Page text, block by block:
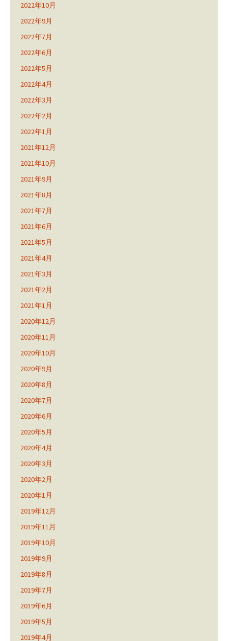
2022年10月
2022年9月
2022年7月
2022年6月
2022年5月
2022年4月
2022年3月
2022年2月
2022年1月
2021年12月
2021年10月
2021年9月
2021年8月
2021年7月
2021年6月
2021年5月
2021年4月
2021年3月
2021年2月
2021年1月
2020年12月
2020年11月
2020年10月
2020年9月
2020年8月
2020年7月
2020年6月
2020年5月
2020年4月
2020年3月
2020年2月
2020年1月
2019年12月
2019年11月
2019年10月
2019年9月
2019年8月
2019年7月
2019年6月
2019年5月
2019年4月